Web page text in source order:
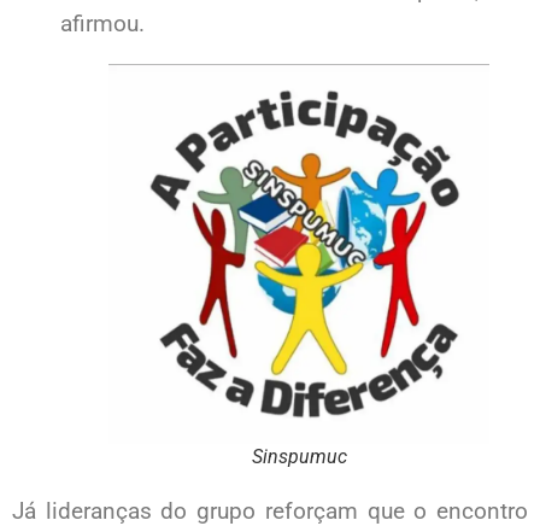
afirmou.
Sinspumuc
Já lideranças do grupo reforçam que o encontro